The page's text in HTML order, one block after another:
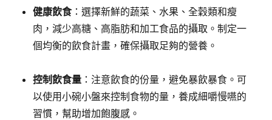
健康飲食：選擇新鮮的蔬菜、水果、全穀類和瘦
肉，減少高糖、高脂肪和加工食品的攝取。制定一
個均衡的飲食計畫，確保攝取足夠的營養。
控制飲食量 ：注意飲食的份量，避免暴飲暴食。可
以使用小碗小盤來控制食物的量，養成細嚼慢嚥的
習慣，幫助增加飽腹感。